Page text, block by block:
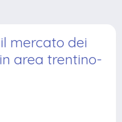
mercato dei
area trentino-